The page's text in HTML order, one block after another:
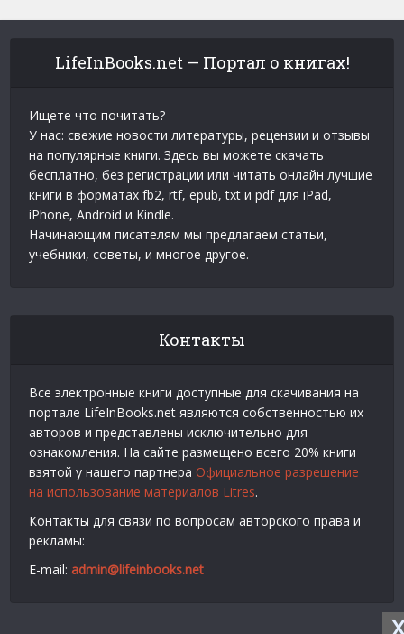
LifeInBooks.net — Портал о книгах!
Ищете что почитать?
У нас: свежие новости литературы, рецензии и отзывы
на популярные книги. Здесь вы можете скачать
бесплатно, без регистрации или читать онлайн лучшие
книги в форматах fb2, rtf, epub, txt и pdf для iPad,
iPhone, Android и Kindle.
Начинающим писателям мы предлагаем статьи,
учебники, советы, и многое другое.
Контакты
Все электронные книги доступные для скачивания на
портале LifeInBooks.net являются собственностью их
авторов и представлены исключительно для
ознакомления. На сайте размещено всего 20% книги
взятой у нашего партнера Официальное разрешение
на использование материалов Litres.
Контакты для связи по вопросам авторского права и
рекламы:
E-mail: admin@lifeinbooks.net